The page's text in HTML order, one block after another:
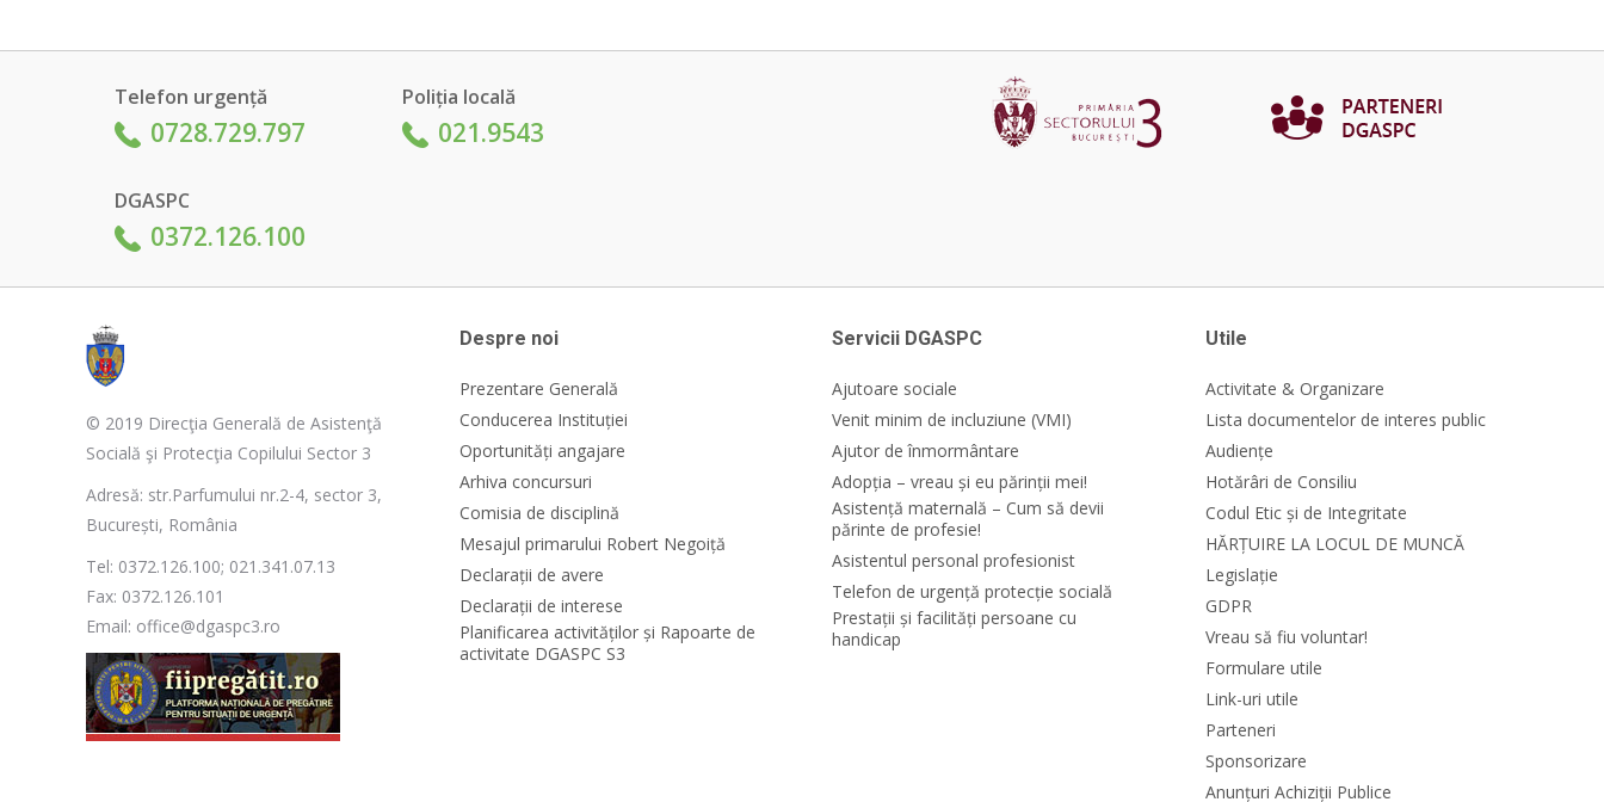
Telefon urgență
0728.729.797
Poliția locală
021.9543
DGASPC
0372.126.100
© 2019 Direcţia Generală de Asistenţă
Socială şi Protecţia Copilului Sector 3
Adresă: str.Parfumului nr.2-4, sector 3,
București, România
Tel: 0372.126.100; 021.341.07.13
Fax: 0372.126.101
Email: office@dgaspc3.ro
Despre noi
Prezentare Generală
Conducerea Instituției
Oportunități angajare
Arhiva concursuri
Comisia de disciplină
Mesajul primarului Robert Negoiță
Declarații de avere
Declarații de interese
Planificarea activităților și Rapoarte de
activitate DGASPC S3
Servicii DGASPC
Ajutoare sociale
Venit minim de incluziune (VMI)
Ajutor de înmormântare
Adopția – vreau și eu părinții mei!
Asistență maternală – Cum să devii
părinte de profesie!
Asistentul personal profesionist
Telefon de urgență protecție socială
Prestații și facilități persoane cu
handicap
Utile
Activitate & Organizare
Lista documentelor de interes public
Audiențe
Hotărâri de Consiliu
Codul Etic și de Integritate
HĂRȚUIRE LA LOCUL DE MUNCĂ
Legislație
GDPR
Vreau să fiu voluntar!
Formulare utile
Link-uri utile
Parteneri
Sponsorizare
Anunțuri Achiziții Publice